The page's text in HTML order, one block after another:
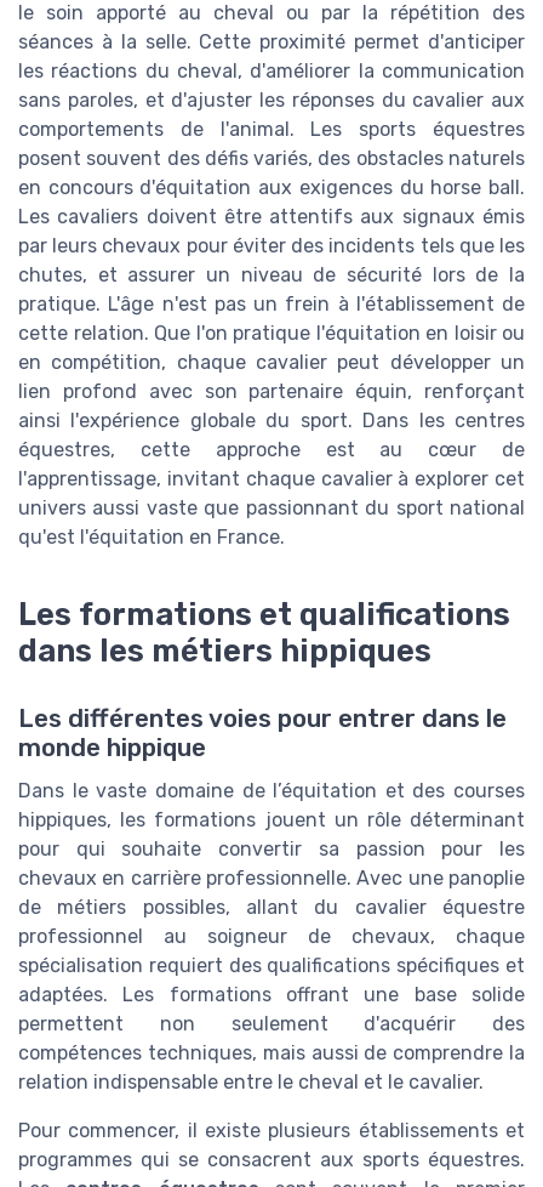
le soin apporté au cheval ou par la répétition des
séances à la selle. Cette proximité permet d'anticiper
les réactions du cheval, d'améliorer la communication
sans paroles, et d'ajuster les réponses du cavalier aux
comportements de l'animal. Les sports équestres
posent souvent des défis variés, des obstacles naturels
en concours d'équitation aux exigences du horse ball.
Les cavaliers doivent être attentifs aux signaux émis
par leurs chevaux pour éviter des incidents tels que les
chutes, et assurer un niveau de sécurité lors de la
pratique. L'âge n'est pas un frein à l'établissement de
cette relation. Que l'on pratique l'équitation en loisir ou
en compétition, chaque cavalier peut développer un
lien profond avec son partenaire équin, renforçant
ainsi l'expérience globale du sport. Dans les centres
équestres, cette approche est au cœur de
l'apprentissage, invitant chaque cavalier à explorer cet
univers aussi vaste que passionnant du sport national
qu'est l'équitation en France.
Les formations et qualifications
dans les métiers hippiques
Les différentes voies pour entrer dans le
monde hippique
Dans le vaste domaine de l’équitation et des courses
hippiques, les formations jouent un rôle déterminant
pour qui souhaite convertir sa passion pour les
chevaux en carrière professionnelle. Avec une panoplie
de métiers possibles, allant du cavalier équestre
professionnel au soigneur de chevaux, chaque
spécialisation requiert des qualifications spécifiques et
adaptées. Les formations offrant une base solide
permettent non seulement d'acquérir des
compétences techniques, mais aussi de comprendre la
relation indispensable entre le cheval et le cavalier.
Pour commencer, il existe plusieurs établissements et
programmes qui se consacrent aux sports équestres.